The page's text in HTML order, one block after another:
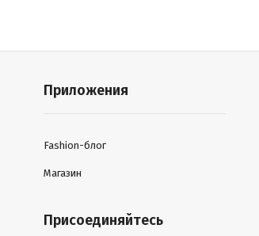
Приложения
Fashion-блог
Магазин
Присоединяйтесь